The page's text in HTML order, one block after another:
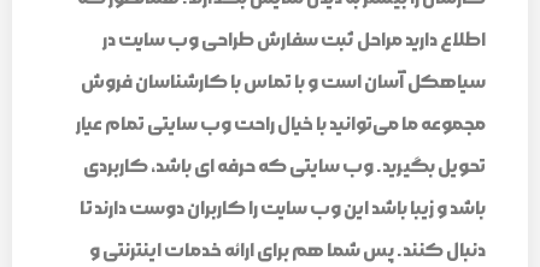
اطلاع دارید مراحل ثبت سفارش طراحی وب سایت در
سیاهکل آسان است و با تماس با کارشناسان فروش
مجموعه ما می‌توانید با خیال راحت وب سایتی تمام عیار
تحویل بگیرید. وب سایتی که حرفه ای باشد، کاربردی
باشد و زیبا باشد این وب سایت را کاربران دوست دارند تا
دنبال کنند. پس شما هم برای ارائه خدمات اینترنتی و